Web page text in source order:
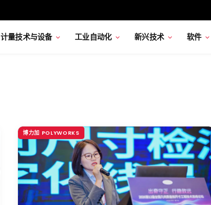
计量技术与设备 工业自动化 新兴技术 软件
博力加 POLYWORKS